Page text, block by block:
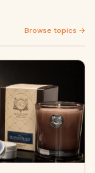
Browse topics →